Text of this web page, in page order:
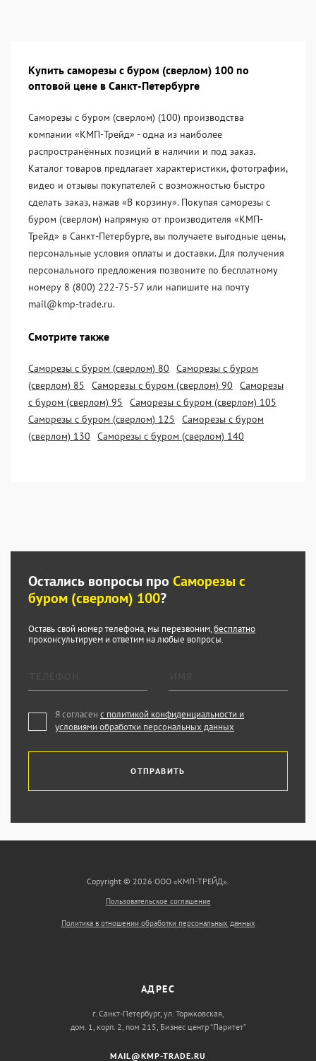
Купить саморезы с буром (сверлом) 100 по
оптовой цене в Санкт-Петербурге
Саморезы с буром (сверлом) (100) производства
компании «KМП-Трейд» - одна из наиболее
распространённых позиций в наличии и под заказ.
Каталог товаров предлагает характеристики, фотографии,
видео и отзывы покупателей с возможностью быстро
сделать заказ, нажав «В корзину». Покупая саморезы с
буром (сверлом) напрямую от производителя «KМП-
Трейд» в Санкт-Петербурге, вы получаете выгодные цены,
персональные условия оплаты и доставки. Для получения
персонального предложения позвоните по бесплатному
номеру 8 (800) 222-75-57 или напишите на почту
mail@kmp-trade.ru.
Смотрите также
Саморезы с буром (сверлом) 80
Саморезы с буром
(сверлом) 85
Саморезы с буром (сверлом) 90
Саморезы
с буром (сверлом) 95
Саморезы с буром (сверлом) 105
Саморезы с буром (сверлом) 125
Саморезы с буром
(сверлом) 130
Саморезы с буром (сверлом) 140
Остались вопросы про Саморезы с
буром (сверлом) 100?
Оставь свой номер телефона, мы перезвоним,бесплатно
проконсультируем и ответим на любые вопросы.
Я согласен с политикой конфиденциальности и
условиями обработки персональных данных
ОТПРАВИТЬ
Copyright © 2026 ООО «КМП-ТРЕЙД».
Пользовательское соглашение
Политика в отношении обработки персональных данных
АДРЕС
г. Санкт-Петербург, ул. Торжковская,
дом. 1, корп. 2, пом 215, Бизнес центр “Паритет”
MAIL@KMP-TRADE.RU